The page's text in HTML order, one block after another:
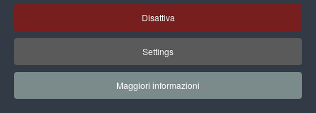
Disattiva
Settings
Maggiori informazioni
Col volantino digitale di ShopFully, Dimar ha registrato nel
primo semestre 2024 più di 260mila interazioni